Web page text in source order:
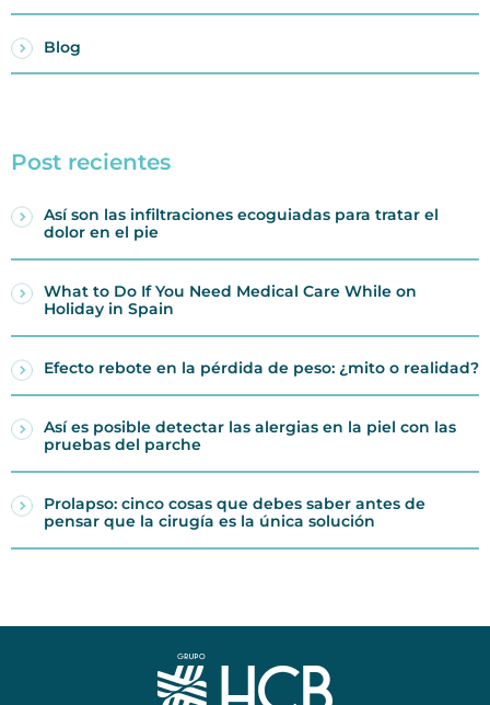
Blog
Post recientes
Así son las infiltraciones ecoguiadas para tratar el
dolor en el pie
What to Do If You Need Medical Care While on
Holiday in Spain
Efecto rebote en la pérdida de peso: ¿mito o realidad?
Así es posible detectar las alergias en la piel con las
pruebas del parche
Prolapso: cinco cosas que debes saber antes de
pensar que la cirugía es la única solución